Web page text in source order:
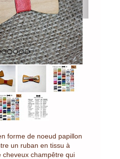
forme de noeud papillon
un ruban en tissu à
cheveux champêtre qui